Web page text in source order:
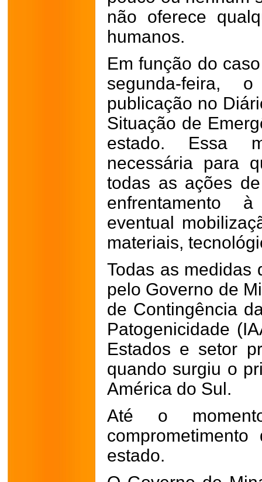
não oferece
humanos.
Em função do
segunda-feira,
publicação no
Situação de
estado. Essa
necessária para
todas as ações
enfrentamento
eventual
materiais,
Todas as medidas
pelo Governo de
de Contingência
Patogenicidade
Estados e setor
quando surgiu o
América do Sul.
Até o
estado.